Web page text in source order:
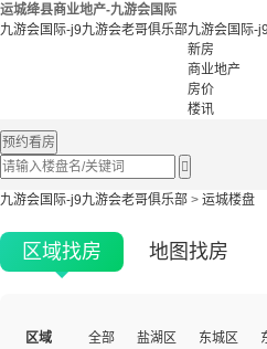
运城绛县商业地产-九游会国际
九游会国际-j9九游会老哥俱乐部九游会国际-
新房
商业地产
房价
楼讯
预约看房

九游会国际-j9九游会老哥俱乐部 > 运城楼盘
区域找房 地图找房
区域 全部 盐湖区 东城区